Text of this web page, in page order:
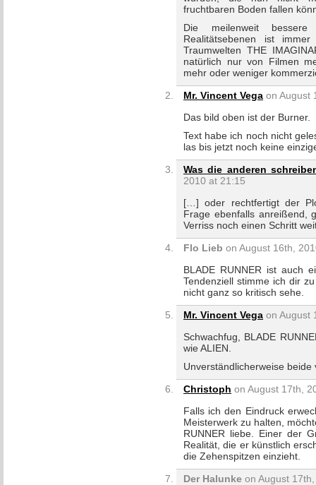
fruchtbaren Boden fallen
Die meilenweit bessere
Realitätsebenen ist
Traumwelten THE
natürlich nur von Filmen
mehr oder weniger
Mr. Vincent Vega on August
Das bild oben ist der Burner.
Text habe ich noch nicht
las bis jetzt noch keine
Was die anderen
2010 at 21:15
[…] oder rechtfertigt der
Frage ebenfalls anreißend,
Verriss noch einen Schritt
Flo Lieb on August 16th,
BLADE RUNNER ist auch
Tendenziell stimme ich dir
nicht ganz so kritisch sehe.
Mr. Vincent Vega on August
Schwachfug, BLADE
wie ALIEN.
Unverständlicherweise beide
Christoph on August 17th,
Falls ich den Eindruck
Meisterwerk zu halten,
RUNNER liebe. Einer der
Realität, die er künstlich
die Zehenspitzen einzieht.
Der Halunke on August